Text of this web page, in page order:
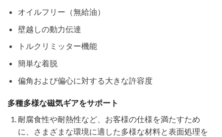
オイルフリー（無給油）
壁越しの動力伝達
トルクリミッター機能
簡単な着脱
偏角および偏心に対する大きな許容度
多種多様な磁気ギアをサポート
耐腐食性や耐熱性など、お客様の仕様を満たすため
に、さまざまな環境に適した多様な材料と表面処理を